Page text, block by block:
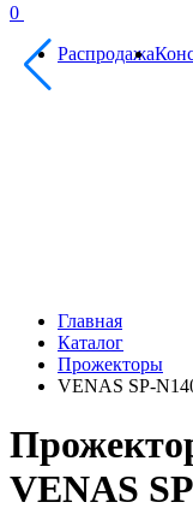
0
Распродажа
Главная
Каталог
Прожекторы
VENAS SP-
VENAS